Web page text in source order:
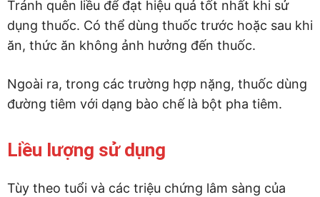
Tránh quên liều để đạt hiệu quả tốt nhất khi sử
dụng thuốc. Có thể dùng thuốc trước hoặc sau khi
ăn, thức ăn không ảnh hưởng đến thuốc.
Ngoài ra, trong các trường hợp nặng, thuốc dùng
đường tiêm với dạng bào chế là bột pha tiêm.
Liều lượng sử dụng
Tùy theo tuổi và các triệu chứng lâm sàng của